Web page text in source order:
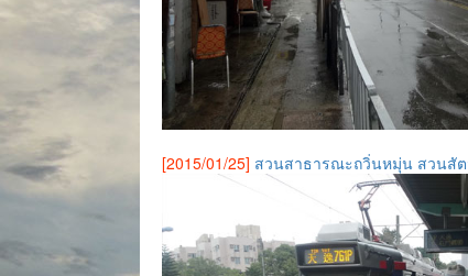
[2015/01/25] สวนสาธารณะถวิ่นหมุ่น สวนสัต